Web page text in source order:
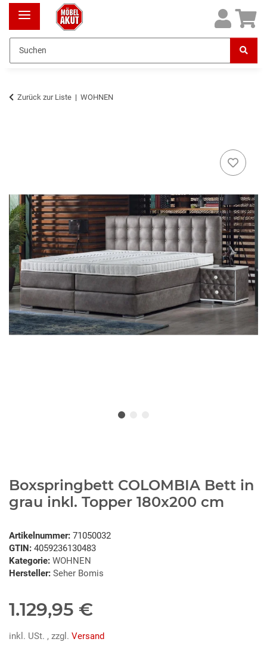
Zurück zur Liste WOHNEN
Boxspringbett COLOMBIA Bett in
grau inkl. Topper 180x200 cm
Artikelnummer: 71050032
GTIN: 4059236130483
Kategorie: WOHNEN
Hersteller: Seher Bomis
1.129,95 €
inkl. USt. , zzgl. Versand